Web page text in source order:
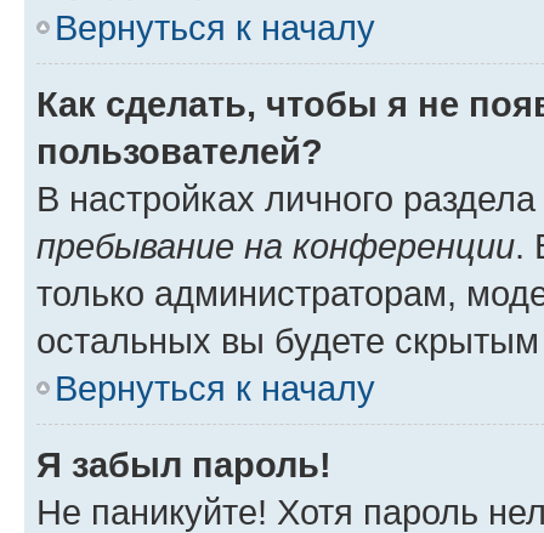
Вернуться к началу
Как сделать, чтобы я не
пользователей?
В настройках личного
пребывание на конференции.
только администраторам,
остальных вы будете
Вернуться к началу
Я забыл пароль!
Не паникуйте! Хотя пароль